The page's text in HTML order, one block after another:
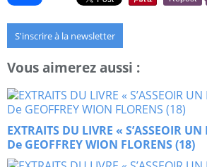
S'inscrire à la newsletter
Vous aimerez aussi :
EXTRAITS DU LIVRE « S’ASSEOIR UN
De GEOFFREY WION FLORENS (18)